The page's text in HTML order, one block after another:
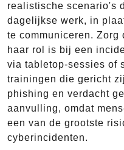
realistische scenario's
dagelijkse werk, in
te communiceren.
haar rol is bij een
via tabletop-sessies of
trainingen die gericht
phishing en verdacht
aanvulling, omdat
een van de grootste
cyberincidenten.